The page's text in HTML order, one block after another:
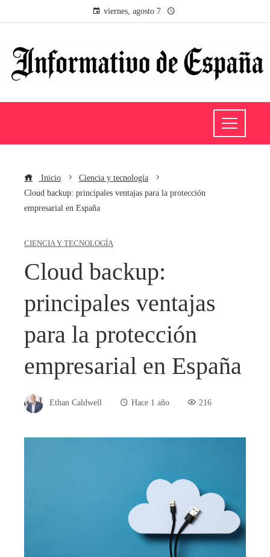
viernes, agosto 7
Inicio
Ciencia y tecnología
Cloud backup: principales ventajas para la protección
empresarial en España
CIENCIA Y TECNOLOGÍA
Cloud backup:
principales ventajas
para la protección
empresarial en España
Ethan Caldwell Hace 1 año 216